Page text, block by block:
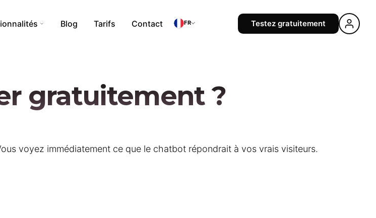
TokensAddon WordPress
Création d’assistants
Blog Tarifs Contact FR Testez gratuitement
gratuitement ?
voyez immédiatement ce que le chatbot répondrait à vos vrais visiteurs.